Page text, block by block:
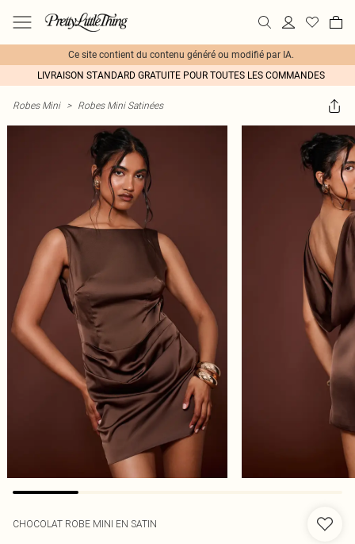
Ce site contient du contenu généré ou modifié par IA.
LIVRAISON STANDARD GRATUITE POUR TOUTES LES COMMANDES
Robes Mini > Robes Mini Satinées
CHOCOLAT ROBE MINI EN SATIN